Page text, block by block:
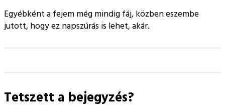
Egyébként a fejem még mindig fáj, közben eszembe
jutott, hogy ez napszúrás is lehet, akár.
Tetszett a bejegyzés?